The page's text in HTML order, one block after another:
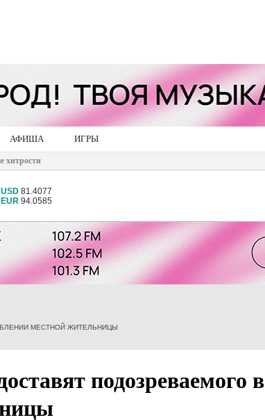
АФИША ИГРЫ
хитрости
USD 81.4077
EUR 94.0585
МЕСТНОЙ ЖИТЕЛЬНИЦЫ
подозреваемого в